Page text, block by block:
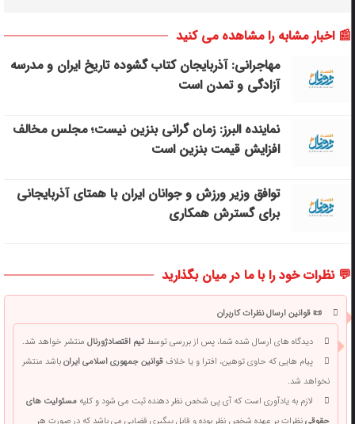
📰 اخبار مشابه را مشاهده می کنید
مهاجرانی: آذربایجان کتاب گشوده تاریخ ایران و مدرسه
آزادگی و تمدن است
نماینده البرز: زمان گرانی بنزین نیست؛ مجلس مخالف
افزایش قیمت بنزین است
توافق وزیر ورزش و جوانان ایران با همتای آذربایجانی
برای گسترش همکاری
💬 نظرات خود را با ما در میان بگذارید
📜 قوانین ارسال نظرات کاربران
دیدگاه های ارسال شده شما، پس از بررسی توسطتیم اقتصادژورنالمنتشر خواهد شد.
پیام هایی که حاوی توهین، افترا و یا خلافقوانین جمهوری اسلامی ایرانباشد منتشر
نخواهد شد.
لازم به یادآوری است که آی پی شخص نظر دهنده ثبت می شود و کلیهمسئولیت های
حقوقینظرات بر عهده شخص نظر بوده و قابل پیگیری قضایی می باشد که در صورت هر